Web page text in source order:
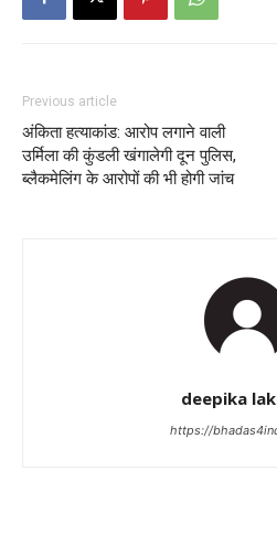
Previous article
अंकिता हत्याकांड: आरोप लगाने वाली
उर्मिला की कुंडली खंगालेगी दून पुलिस,
ब्लैकमेलिंग के आरोपों की भी होगी जांच
deepika
https://